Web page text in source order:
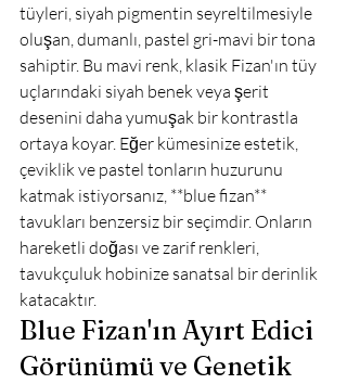
tüyleri, siyah pigmentin seyreltilmesiyle
oluşan, dumanlı, pastel gri-mavi bir tona
sahiptir. Bu mavi renk, klasik Fizan'ın tüy
uçlarındaki siyah benek veya şerit
desenini daha yumuşak bir kontrastla
ortaya koyar. Eğer kümesinize estetik,
çeviklik ve pastel tonların huzurunu
katmak istiyorsanız, **blue fizan**
tavukları benzersiz bir seçimdir. Onların
hareketli doğası ve zarif renkleri,
tavukçuluk hobinize sanatsal bir derinlik
katacaktır.
Blue Fizan'ın Ayırt Edici
Görünümü ve Genetik